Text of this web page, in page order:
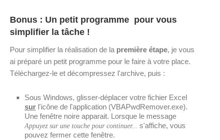
Bonus : Un petit programme pour vous
simplifier la tâche !
Pour simplifier la réalisation de la première étape, je vous
ai préparé un petit programme pour le faire à votre place.
Téléchargez-le et décompressez l'archive, puis :
Sous Windows, glisser-déplacer votre fichier Excel
sur l'icône de l'application (VBAPwdRemover.exe).
Une fenêtre noire apparait. Lorsque le message
Appuyez sur une touche pour continuer... s'affiche, vous
pouvez fermer cette fenêtre.